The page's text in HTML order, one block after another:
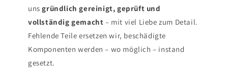
unsgründlich gereinigt, geprüft und
vollständig gemacht – mit viel Liebe zum Detail.
Fehlende Teile ersetzen wir, beschädigte
Komponenten werden – wo möglich – instand
gesetzt.